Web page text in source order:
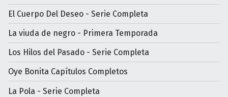
El Cuerpo Del Deseo - Serie Completa
La viuda de negro - Primera Temporada
Los Hilos del Pasado - Serie Completa
Oye Bonita Capítulos Completos
La Pola - Serie Completa